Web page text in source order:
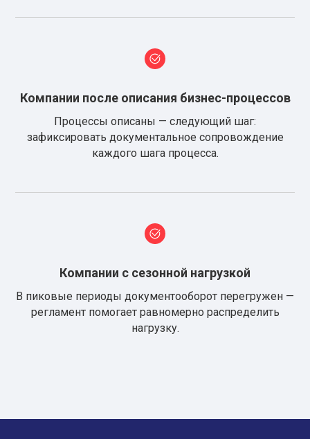
Компании после описания бизнес-процессов
Процессы описаны — следующий шаг:
зафиксировать документальное сопровождение
каждого шага процесса.
Компании с сезонной нагрузкой
В пиковые периоды документооборот перегружен —
регламент помогает равномерно распределить
нагрузку.